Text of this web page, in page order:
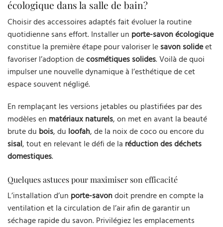
écologique dans la salle de bain ?
Choisir des accessoires adaptés fait évoluer la routine
quotidienne sans effort. Installer un porte-savon écologique
constitue la première étape pour valoriser le savon solideet
favoriser l’adoption decosmétiques solides. Voilà de quoi
impulser une nouvelle dynamique à l’esthétique de cet
espace souvent négligé.
En remplaçant les versions jetables ou plastifiées par des
modèles en matériaux naturels, on met en avant la beauté
brute du bois, du loofah, de la noix de coco ou encore du
sisal, tout en relevant le défi de la réduction des déchets
domestiques.
Quelques astuces pour maximiser son efficacité
L’installation d’un porte-savondoit prendre en compte la
ventilation et la circulation de l’air afin de garantir un
séchage rapide du savon. Privilégiez les emplacements